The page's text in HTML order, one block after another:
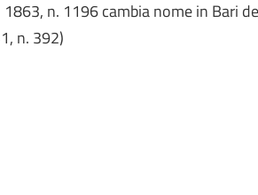
n. 1196 cambia nome in Bari
n. 392)